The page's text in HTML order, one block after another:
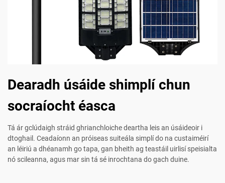
Dearadh úsáide shimplí chun
socraíocht éasca
Tá ár gclúdaigh stráid ghrianchloiche deartha leis an úsáideoir i
dtoghail. Ceadaíonn an próiseas suiteála simplí do na custaiméirí
an léiriú a dhéanamh go tapa, gan bheith ag teastáil uirlisí speisialta
nó scileanna, agus mar sin tá sé inrochtana do gach duine.